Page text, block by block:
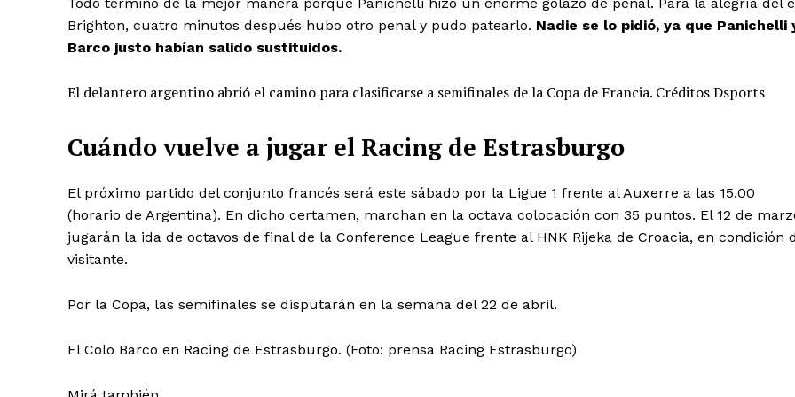
Brighton, cuatro minutos después hubo otro penal y pudo patearlo. Nadie se lo pidió, ya que Panichelli
Barco justo habían salido sustituidos.
El delantero argentino abrió el camino para clasificarse a semifinales de la Copa de Francia. Créditos Dsports
Cuándo vuelve a jugar el Racing de Estrasburgo
El próximo partido del conjunto francés será este sábado por la Ligue 1 frente al Auxerre a las 15.00
(horario de Argentina). En dicho certamen, marchan en la octava colocación con 35 puntos. El 12 de
jugarán la ida de octavos de final de la Conference League frente al HNK Rijeka de Croacia, en condición
visitante.
Por la Copa, las semifinales se disputarán en la semana del 22 de abril.
El Colo Barco en Racing de Estrasburgo. (Foto: prensa Racing Estrasburgo)